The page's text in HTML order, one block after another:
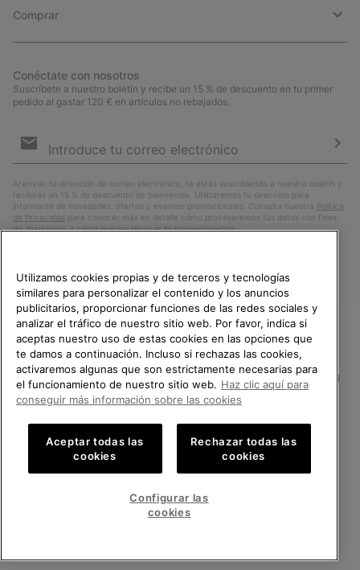
Comprar
Conéctate con nosotros
Suscríbete a nuestro boletín y recibe un 15 % de descuento en tu primer
pedido al gastar 120 € en artículos no rebajados.
de
Al enviar tu dirección de correo electrónico, te estás suscribiendo a nuestro boletín y
recibirás un 15 % de descuento de bienvenida. Utilizaremos tu dirección para
informarte de novedades, ofertas y eventos promocionales. Consulta nuestra Política
de Privacidad para conocer más en detalle cómo procesaremos tus datos con fines
de ’marketing’ y cómo puedes revocar tu consentimiento.
España
SOREL.Reservados todos los derechos.
Política de Privacidad Condiciones De Uso Terminos de Venta
Cookies Impressum Public CBCR
Servicio al cliente: Lu. - Vi. de 9:00 a 13:00 y de 14:00 a 18:00
TE DAMOS LA BIENVENIDA A
SOREL.
POR FAVOR, SELECCIONA TU
PAÍS.
Compras en línea disponibles
United States
VER TODOS LOS PAÍSES
Utilizamos cookies propias y de terceros y tecnologías
similares para personalizar el contenido y los anuncios
publicitarios, proporcionar funciones de las redes sociales y
analizar el tráfico de nuestro sitio web. Por favor, indica si
aceptas nuestro uso de estas cookies en las opciones que
te damos a continuación. Incluso si rechazas las cookies,
activaremos algunas que son estrictamente necesarias para
el funcionamiento de nuestro sitio web. Haz clic aquí para
conseguir más información sobre las cookies
Aceptar todas las
cookies
Rechazar todas las
cookies
Configurar las
cookies